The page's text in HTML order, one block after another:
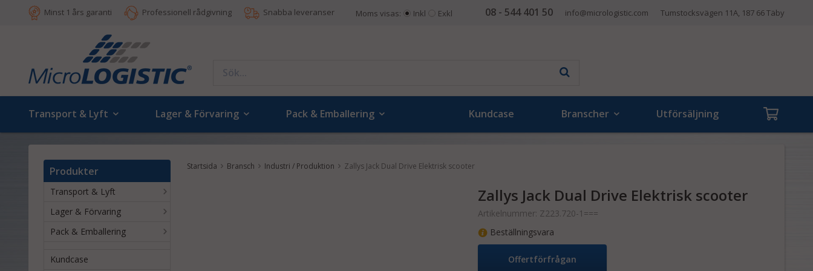
Minst 1 års garanti Professionell rådgivning Snabba leveranser 08 - 544 401 50 info@micrologistic.com Tumstocksvägen 11A, 187 66 Täby
Moms visas: Inkl Exkl
Transport & Lyft Lager & Förvaring Pack & Emballering Kundcase Branscher Utförsäljning
Produkter
Transport & Lyft
Lager & Förvaring
Pack & Emballering
Kundcase
Startsida Bransch Industri / Produktion Zallys Jack Dual Drive Elektrisk scooter
Zallys Jack Dual Drive Elektrisk scooter
Artikelnummer: Z223.720-1===
Beställningsvara
Offertförfrågan